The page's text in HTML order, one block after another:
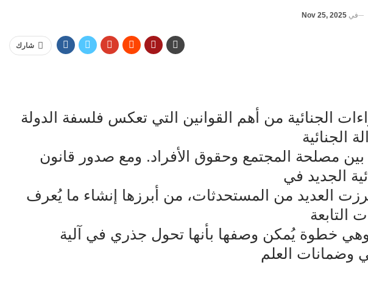
في Nov 25, 2025
شارك
الجنائية من أهم القوانين التي تعكس فلسفة الدولة
الجنائية‌‌
مصلحة المجتمع وحقوق الأفراد. ومع صدور قانون
الجديد في‌‌
‌‌2025‌‌، برزت العديد من المستحدثات، من أبرزها إنشاء ما يُعرف
التابعة‌‌
وهي خطوة يُمكن وصفها بأنها تحول جذري في آلية
وضمانات العلم‌‌